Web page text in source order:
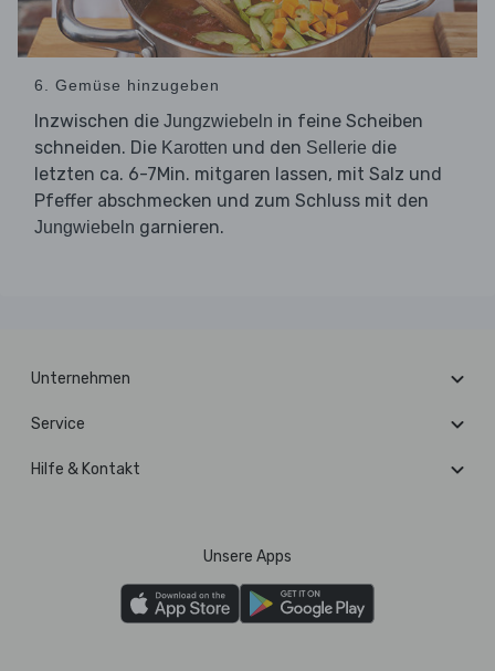
6. Gemüse hinzugeben
Inzwischen die Jungzwiebeln in feine Scheiben
schneiden. Die Karotten und den Sellerie die
letzten ca. 6-7Min. mitgaren lassen, mit Salz und
Pfeffer abschmecken und zum Schluss mit den
Jungwiebeln garnieren.
Unternehmen
Service
Hilfe & Kontakt
Unsere Apps